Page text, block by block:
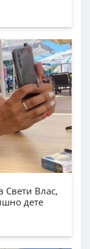
Свети Влас,
дете